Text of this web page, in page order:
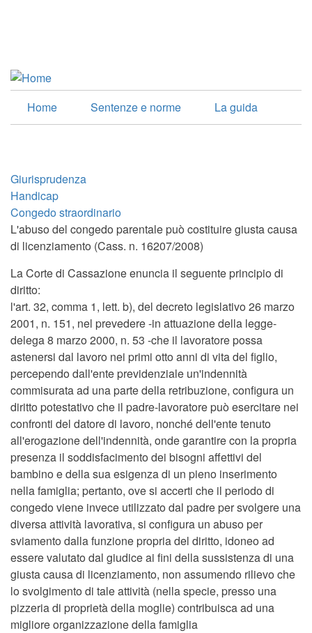
Home Sentenze e norme La guida
Giurisprudenza
Handicap
Congedo straordinario
L'abuso del congedo parentale può costituire giusta causa
di licenziamento (Cass. n. 16207/2008)
La Corte di Cassazione enuncia il seguente principio di
diritto:
l'art. 32, comma 1, lett. b), del decreto legislativo 26 marzo
2001, n. 151, nel prevedere -in attuazione della legge-
delega 8 marzo 2000, n. 53 -che il lavoratore possa
astenersi dal lavoro nei primi otto anni di vita del figlio,
percependo dall'ente previdenziale un'indennità
commisurata ad una parte della retribuzione, configura un
diritto potestativo che il padre-lavoratore può esercitare nei
confronti del datore di lavoro, nonché dell'ente tenuto
all'erogazione dell'indennità, onde garantire con la propria
presenza il soddisfacimento dei bisogni affettivi del
bambino e della sua esigenza di un pieno inserimento
nella famiglia; pertanto, ove si accerti che il periodo di
congedo viene invece utilizzato dal padre per svolgere una
diversa attività lavorativa, si configura un abuso per
sviamento dalla funzione propria del diritto, idoneo ad
essere valutato dal giudice ai fini della sussistenza di una
giusta causa di licenziamento, non assumendo rilievo che
lo svolgimento di tale attività (nella specie, presso una
pizzeria di proprietà della moglie) contribuisca ad una
migliore organizzazione della famiglia